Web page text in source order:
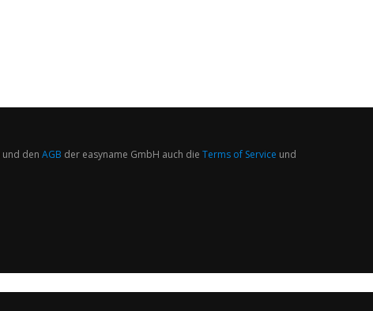
und den AGB der easyname GmbH auch die Terms of Service und